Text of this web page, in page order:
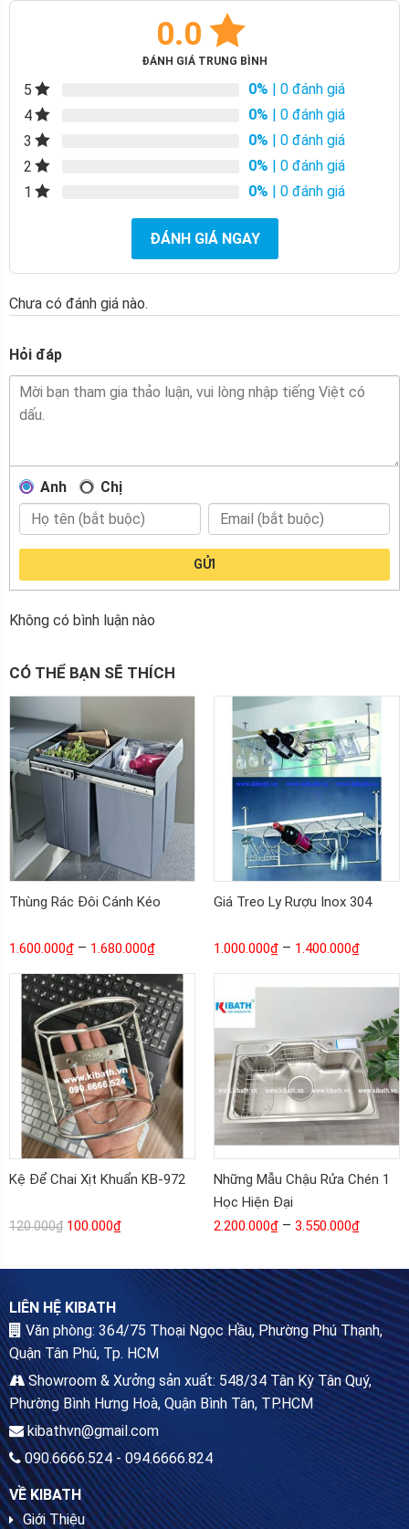
0.0
ĐÁNH GIÁ TRUNG BÌNH
5 0% | 0 đánh giá
4
0% | 0 đánh giá
3
0% | 0 đánh giá
2
0% | 0 đánh giá
1
0% | 0 đánh giá
ĐÁNH GIÁ NGAY
Chưa có đánh giá nào.
Hỏi đáp
Anh Chị
GỬI
Không có bình luận nào
CÓ THỂ BẠN SẼ THÍCH
Thùng Rác Đôi Cánh Kéo
1.600.000₫ – 1.680.000₫
Giá Treo Ly Rượu Inox 304
1.000.000₫ – 1.400.000₫
Kệ Để Chai Xịt Khuẩn KB-972
120.000₫ 100.000₫
Những Mẫu Chậu Rửa Chén 1
Học Hiện Đại
2.200.000₫ – 3.550.000₫
LIÊN HỆ KIBATH
Văn phòng: 364/75 Thoại Ngọc Hầu, Phường Phú Thạnh,
Quận Tân Phú, Tp. HCM
Showroom & Xưởng sản xuất: 548/34 Tân Kỳ Tân Quý,
Phường Bình Hưng Hoà, Quận Bình Tân, TP.HCM
kibathvn@gmail.com
090.6666.524 - 094.6666.824
VỀ KIBATH
Giới Thiệu